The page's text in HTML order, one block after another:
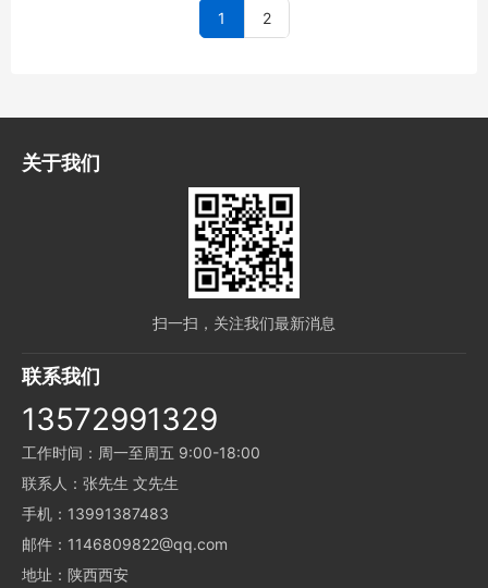
1 2
关于我们
扫一扫，关注我们最新消息
联系我们
13572991329
工作时间：周一至周五 9:00-18:00
联系人：张先生 文先生
手机：13991387483
邮件：1146809822@qq.com
地址：陕西西安